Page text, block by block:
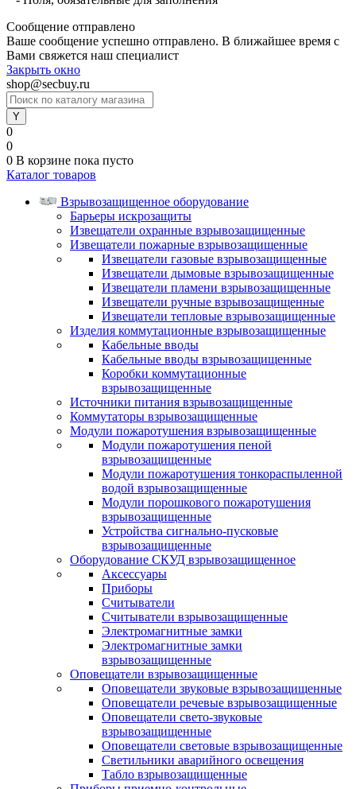
Сообщение отправлено
Ваше сообщение успешно отправлено. В ближайшее время с
Вами свяжется наш специалист
Закрыть окно
shop@secbuy.ru
0
0
0 В корзине пока пусто
Каталог товаров
Взрывозащищенное оборудование
Барьеры искрозащиты
Извещатели охранные взрывозащищенные
Извещатели пожарные взрывозащищенные
Извещатели газовые взрывозащищенные
Извещатели дымовые взрывозащищенные
Извещатели пламени взрывозащищенные
Извещатели ручные взрывозащищенные
Извещатели тепловые взрывозащищенные
Изделия коммутационные взрывозащищенные
Кабельные вводы
Кабельные вводы взрывозащищенные
Коробки коммутационные
взрывозащищенные
Источники питания взрывозащищенные
Коммутаторы взрывозащищенные
Модули пожаротушения взрывозащищенные
Модули пожаротушения пеной
взрывозащищенные
Модули пожаротушения тонкораспыленной
водой взрывозащищенные
Модули порошкового пожаротушения
взрывозащищенные
Устройства сигнально-пусковые
взрывозащищенные
Оборудование СКУД взрывозащищенное
Аксессуары
Приборы
Считыватели
Считыватели взрывозащищенные
Электромагнитные замки
Электромагнитные замки
взрывозащищенные
Оповещатели взрывозащищенные
Оповещатели звуковые взрывозащищенные
Оповещатели речевые взрывозащищенные
Оповещатели свето-звуковые
взрывозащищенные
Оповещатели световые взрывозащищенные
Светильники аварийного освещения
Табло взрывозащищенные